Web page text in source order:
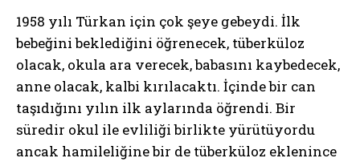
1958 yılı Türkan için çok şeye gebeydi. İlk
bebeğini beklediğini öğrenecek, tüberküloz
olacak, okula ara verecek, babasını kaybedecek,
anne olacak, kalbi kırılacaktı. İçinde bir can
taşıdığını yılın ilk aylarında öğrendi. Bir
süredir okul ile evliliği birlikte yürütüyordu
ancak hamileliğine bir de tüberküloz eklenince